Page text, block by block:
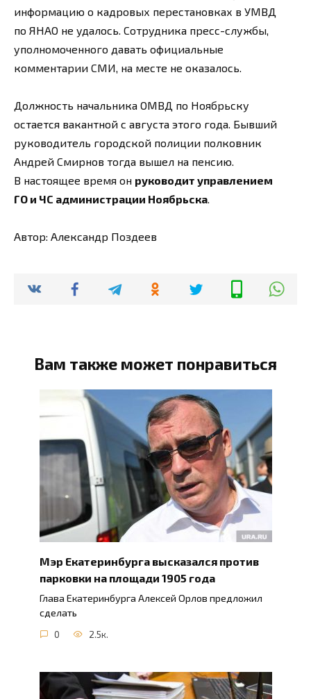
информацию о кадровых перестановках в УМВД
по ЯНАО не удалось. Сотрудника пресс-службы,
уполномоченного давать официальные
комментарии СМИ, на месте не оказалось.
Должность начальника ОМВД по Ноябрьску
остается вакантной с августа этого года. Бывший
руководитель городской полиции полковник
Андрей Смирнов тогда вышел на пенсию.
В настоящее время он руководит управлением
ГО и ЧС администрации Ноябрьска.
Автор: Александр Поздеев
Вам также может понравиться
Мэр Екатеринбурга высказался против
парковки на площади 1905 года
Глава Екатеринбурга Алексей Орлов предложил
сделать
0 2.5к.